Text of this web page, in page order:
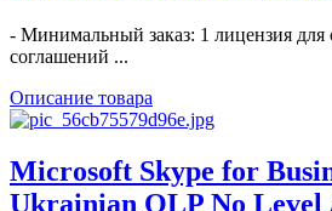
- Минимальный заказ: 1 лицензия
соглашений ...
Описание товара
Microsoft Skype for
Ukrainian OLP No Level